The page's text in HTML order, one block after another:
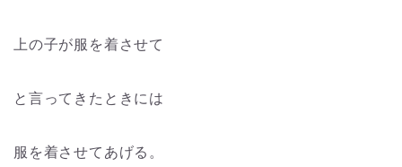
上の子が服を着させて
と言ってきたときには
服を着させてあげる。